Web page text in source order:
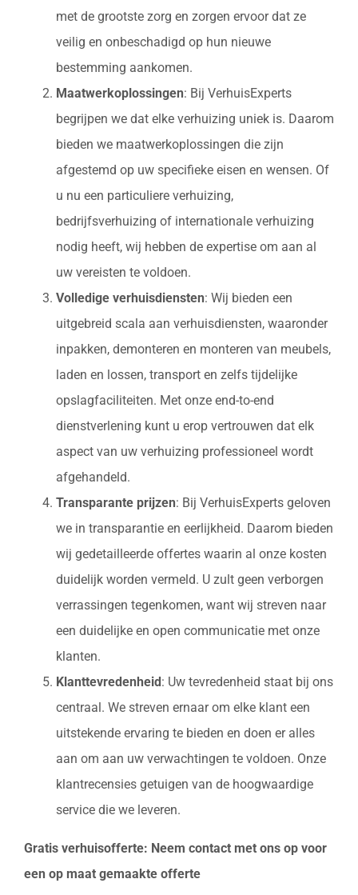
met de grootste zorg en zorgen ervoor dat ze
veilig en onbeschadigd op hun nieuwe
bestemming aankomen.
Maatwerkoplossingen: Bij VerhuisExperts
begrijpen we dat elke verhuizing uniek is. Daarom
bieden we maatwerkoplossingen die zijn
afgestemd op uw specifieke eisen en wensen. Of
u nu een particuliere verhuizing,
bedrijfsverhuizing of internationale verhuizing
nodig heeft, wij hebben de expertise om aan al
uw vereisten te voldoen.
Volledige verhuisdiensten: Wij bieden een
uitgebreid scala aan verhuisdiensten, waaronder
inpakken, demonteren en monteren van meubels,
laden en lossen, transport en zelfs tijdelijke
opslagfaciliteiten. Met onze end-to-end
dienstverlening kunt u erop vertrouwen dat elk
aspect van uw verhuizing professioneel wordt
afgehandeld.
Transparante prijzen: Bij VerhuisExperts geloven
we in transparantie en eerlijkheid. Daarom bieden
wij gedetailleerde offertes waarin al onze kosten
duidelijk worden vermeld. U zult geen verborgen
verrassingen tegenkomen, want wij streven naar
een duidelijke en open communicatie met onze
klanten.
Klanttevredenheid : Uw tevredenheid staat bij ons
centraal. We streven ernaar om elke klant een
uitstekende ervaring te bieden en doen er alles
aan om aan uw verwachtingen te voldoen. Onze
klantrecensies getuigen van de hoogwaardige
service die we leveren.
Gratis verhuisofferte: Neem contact met ons op voor
een op maat gemaakte offerte